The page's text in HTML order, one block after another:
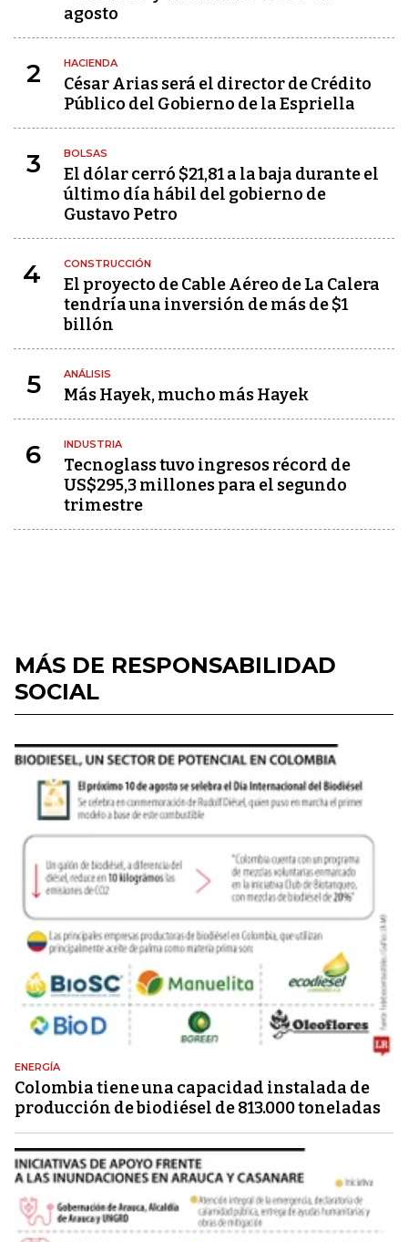
agosto
2 HACIENDA
César Arias será el director de Crédito
Público del Gobierno de la Espriella
3 BOLSAS
El dólar cerró $21,81 a la baja durante el
último día hábil del gobierno de
Gustavo Petro
4 CONSTRUCCIÓN
El proyecto de Cable Aéreo de La Calera
tendría una inversión de más de $1
billón
5 ANÁLISIS
Más Hayek, mucho más Hayek
6 INDUSTRIA
Tecnoglass tuvo ingresos récord de
US$295,3 millones para el segundo
trimestre
MÁS DE RESPONSABILIDAD
SOCIAL
ENERGÍA
Colombia tiene una capacidad instalada de
producción de biodiésel de 813.000 toneladas